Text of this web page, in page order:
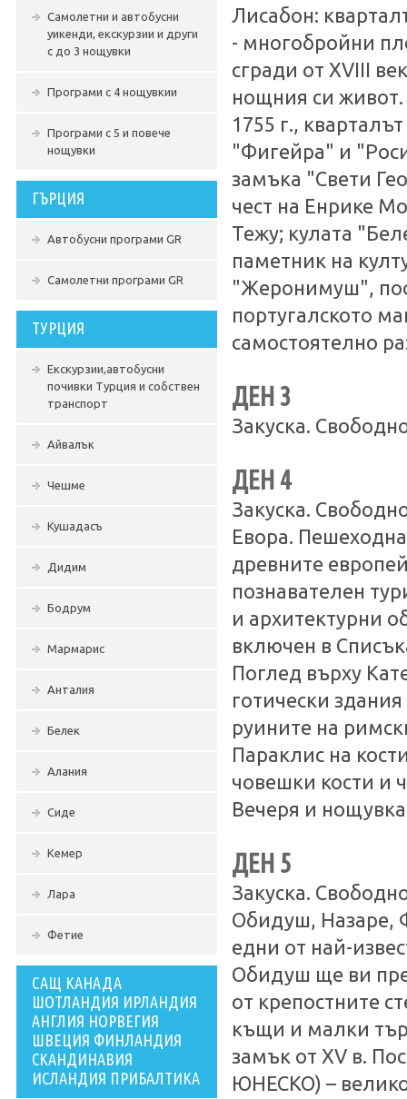
Самолетни и автобусни
уикенди, екскурзии и други
с до 3 нощувки
Програми с 4 нощувкии
Програми с 5 и повече
нощувки
ГЪРЦИЯ
Автобусни програми GR
Самолетни програми GR
ТУРЦИЯ
Екскурзии,автобусни
почивки Турция и собствен
транспорт
Айвалък
Чешме
Кушадасъ
Дидим
Бодрум
Мармарис
Анталия
Белек
Алания
Сиде
Кемер
Лара
Фетие
САЩ КАНАДА
ШОТЛАНДИЯ ИРЛАНДИЯ
АНГЛИЯ НОРВЕГИЯ
ШВЕЦИЯ ФИНЛАНДИЯ
СКАНДИНАВИЯ
ИСЛАНДИЯ ПРИБАЛТИКА
Лисабон:
- многобройни
сгради от XVIII
нощния си живот.
1755 г.,
"Фигейра" и
замъка "Свети
чест на Енрике
Тежу; кулата
паметник на
"Жеронимуш",
португалското
самостоятелно
ДЕН 3
Закуска.
ДЕН 4
Закуска.
Евора. Пешеходна
древните
познавателен
и архитектурни
включен в
Поглед върху
готически
руините на
Параклис на
човешки кости и
Вечеря и
ДЕН 5
Закуска.
Обидуш, Назаре,
едни от най-
Обидуш ще ви
от крепостните
къщи и малки
замък от XV в.
ЮНЕСКО) –